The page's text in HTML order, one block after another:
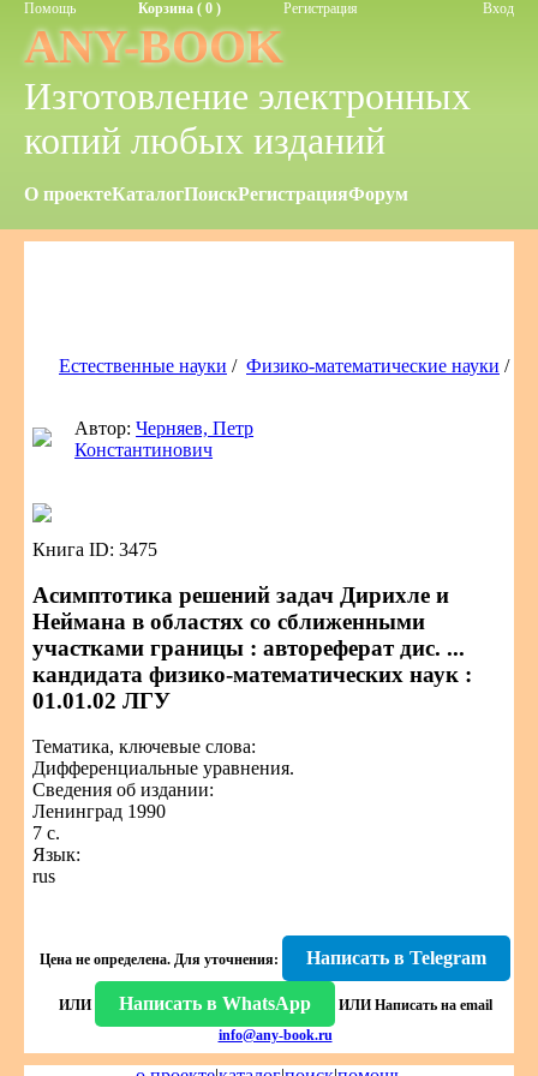
Помощь Корзина ( 0 ) Регистрация Вход
ANY-BOOK
Изготовление электронных
копий любых изданий
О проектеКаталогПоискРегистрацияФорум
Естественные науки / Физико-математические науки /
Автор:Черняев, Петр
Константинович
Книга ID: 3475
Асимптотика решений задач Дирихле и
Неймана в областях со сближенными
участками границы : автореферат дис. ...
кандидата физико-математических наук :
01.01.02 ЛГУ
Тематика, ключевые слова:
Дифференциальные уравнения.
Сведения об издании:
Ленинград 1990
7 с.
Язык:
rus
Цена не определена. Для уточнения: Написать в Telegram
ИЛИ Написать в WhatsApp ИЛИ Написать на email
info@any-book.ru